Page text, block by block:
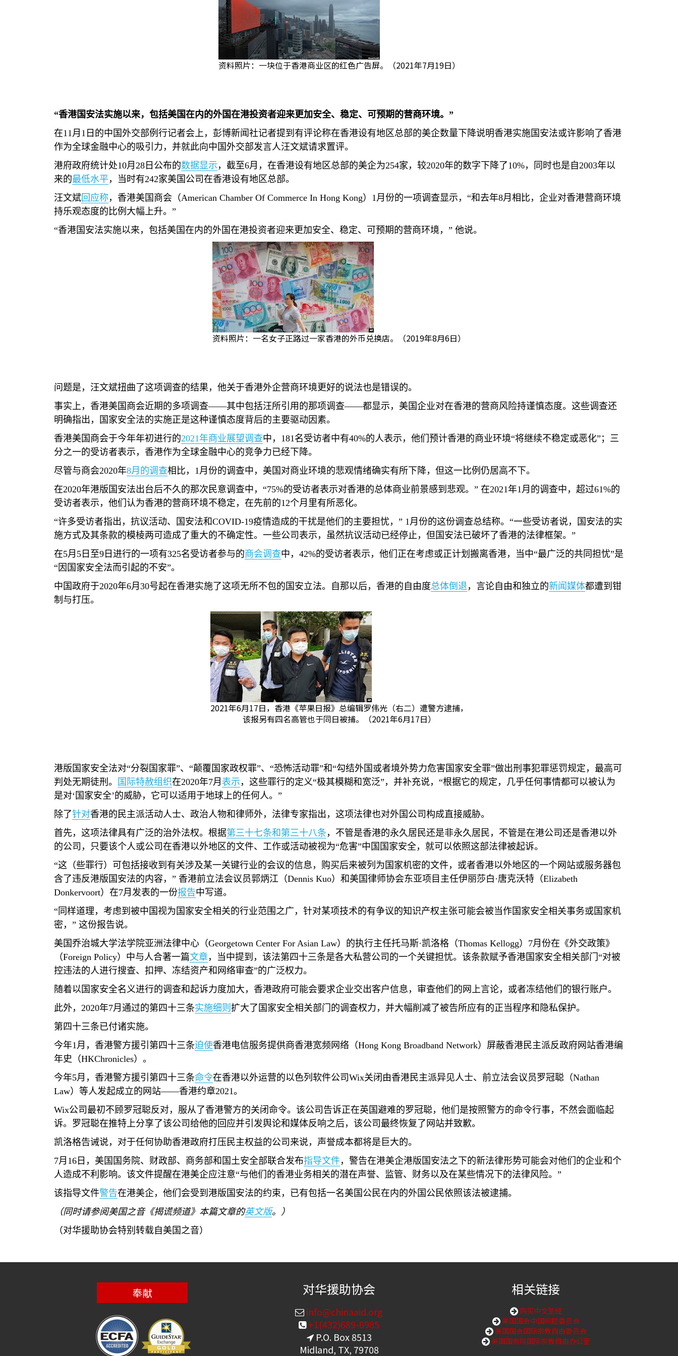
资料照片：一块位于香港商业区的红色广告屏。（2021年7月19日）
“香港国安法实施以来，包括美国在内的外国在港投资者迎来更加安全、稳定、可预期的营商环境。”
在11月 1 日的中国外交部例行记者会上，彭博新闻社记者提到有评论称在香港设有地区总部的美企数量下降说明香港实施国安法或许影响了香港
作为全球金融中心的吸引力，并就此向中国外交部发言人汪文斌请求置评。
港府政府统计处10月 28 日公布的数据显示 ，截至6月，在香港设有地区总部的美企为254家，较2020年的数字下降了10%，同时也是自 2003年以
来的最低水平 ，当时有242家美国公司在香港设有地区总部。
汪文斌回应称 ，香港美国商会（American Chamber Of Commerce In Hong Kong） 1月份的一项调查显示，“和去年8月相比，企业对香港营商环境
持乐观态度的比例大幅上升。”
“香港国安法实施以来，包括美国在内的外国在港投资者迎来更加安全、稳定、可预期的营商环境，” 他说。
资料照片：一名女子正路过一家香港的外币兑换店。（2019年8月6日）
问题是，汪文斌扭曲了这项调查的结果，他关于香港外企营商环境更好的说法也是错误的。
事实上，香港美国商会近期的多项调查——其中包括汪所引用的那项调查——都显示，美国企业对在香港的营商风险持谨慎态度。这些调查还
明确指出，国家安全法的实施正是这种谨慎态度背后的主要驱动因素。
香港美国商会于今年年初进行的2021年商业展望调查中， 181名受访者中有40%的人表示，他们预计香港的商业环境“将继续不稳定或恶化”；三
分之一的受访者表示，香港作为全球金融中心的竞争力已经下降。
尽管与商会2020年8月的调查相比， 1月份的调查中，美国对商业环境的悲观情绪确实有所下降，但这一比例仍居高不下。
在2020年港版国安法出台后不久的那次民意调查中，“75%的受访者表示对香港的总体商业前景感到悲观。” 在2021年1月的调查中，超过61%的
受访者表示，他们认为香港的营商环境不稳定，在先前的12个月里有所恶化。
“许多受访者指出，抗议活动、国安法和COVID-19疫情造成的干扰是他们的主要担忧，” 1月份的这份调查总结称。“一些受访者说，国安法的实
施方式及其条款的模棱两可造成了重大的不确定性。一些公司表示，虽然抗议活动已经停止，但国安法已破坏了香港的法律框架。”
在5月 5 日至9 日进行的一项有325名受访者参与的商会调查中， 42%的受访者表示，他们正在考虑或正计划搬离香港，当中“最广泛的共同担忧”是
“因国家安全法而引起的不安”。
中国政府于2020年6月 30号起在香港实施了这项无所不包的国安立法。自那以后，香港的自由度总体倒退 ，言论自由和独立的新闻媒体都遭到钳
制与打压。
2021年6月17日，香港《苹果日报》总编辑罗伟光（右二）遭警方逮捕，
该报另有四名高管也于同日被捕。（2021年6月17日）
港版国家安全法对“分裂国家罪”、“颠覆国家政权罪”、“恐怖活动罪”和“勾结外国或者境外势力危害国家安全罪”做出刑事犯罪惩罚规定，最高可
判处无期徒刑。
国际特赦组织在2020年7月 表示 ，这些罪行的定义“极其模糊和宽泛”，并补充说，“根据它的规定，几乎任何事情都可以被认为
是对‘国家安全’的威胁，它可以适用于地球上的任何人。”
除了针对香港的民主派活动人士、政治人物和律师外，法律专家指出，这项法律也对外国公司构成直接威胁。
首先，这项法律具有广泛的治外法权。根据第三十七条和第三十八条，不管是香港的永久居民还是非永久居民，不管是在港公司还是香港以外
的公司，只要该个人或公司在香港以外地区的文件、工作或活动被视为“危害”中国国家安全，就可以依照这部法律被起诉。
“这（些罪行）可包括接收到有关涉及某一关键行业的会议的信息，购买后来被列为国家机密的文件，或者香港以外地区的一个网站或服务器包
含了违反港版国安法的内容，” 香港前立法会议员郭炳江（Dennis Kuo）和美国律师协会东亚项目主任伊丽莎白·唐克沃特（Elizabeth
Donkervoort）在7月发表的一份报告中写道。
“同样道理，考虑到被中国视为国家安全相关的行业范围之广，针对某项技术的有争议的知识产权主张可能会被当作国家安全相关事务或国家机
密，” 这份报告说。
美国乔治城大学法学院亚洲法律中心（Georgetown Center For Asian Law）的执行主任托马斯·凯洛格（Thomas Kellogg） 7月份在《外交政策》
（Foreign Policy）中与人合著一篇文章，当中提到，该法第四十三条是各大私营公司的一个关键担忧。该条款赋予香港国家安全相关部门“对被
控违法的人进行搜查、扣押、冻结资产和网络审查”的广泛权力。
随着以国家安全名义进行的调查和起诉力度加大，香港政府可能会要求企业交出客户信息，审查他们的网上言论，或者冻结他们的银行账户。
此外， 2020年7月通过的第四十三条实施细则 扩大了国家安全相关部门的调查权力，并大幅削减了被告所应有的正当程序和隐私保护。
第四十三条已付诸实施。
今年1月，香港警方援引第四十三条迫使香港电信服务提供商香港宽频网络（Hong Kong Broadband Network）屏蔽香港民主派反政府网站香港编
年史（HKChronicles）。
今年5月，香港警方援引第四十三条命令在香港以外运营的以色列软件公司 Wix关闭由香港民主派异见人士、前立法会议员罗冠聪（Nathan
Law）等人发起成立的网站——香港约章2021。
Wix公司最初不顾罗冠聪反对，服从了香港警方的关闭命令。该公司告诉正在英国避难的罗冠聪，他们是按照警方的命令行事，不然会面临起
诉。罗冠聪在推特上分享了该公司给他的回应并引发舆论和媒体反响之后，该公司最终恢复了网站并致歉。
凯洛格告诫说，对于任何协助香港政府打压民主权益的公司来说，声誉成本都将是巨大的。
7月 16 日，美国国务院、财政部、商务部和国土安全部联合发布指导文件，警告在港美企港版国安法之下的新法律形势可能会对他们的企业和个
人造成不利影响。该文件提醒在港美企应注意“与他们的香港业务相关的潜在声誉、监管、财务以及在某些情况下的法律风险。”
该指导文件警告在港美企，他们会受到港版国安法的约束，已有包括一名美国公民在内的外国公民依照该法被逮捕。
（同时请参阅美国之音《揭谎频道》本篇文章的英文版。）
（对华援助协会特别转载自美国之音）
奉献 对华援助协会
info@chinaaid.org
+1(432)689-6985
P.O. Box 8513
Midland, TX, 79708
相关链接
购买中文圣经
美国国会中国问题委员会
美国国会国际宗教自由委员会
美国国务院国际宗教自由办公室